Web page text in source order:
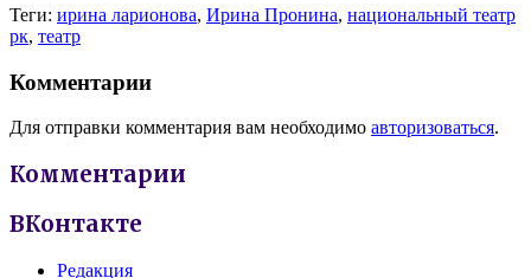
Теги: ирина ларионова, Ирина Пронина, национальный театр
рк, театр
Комментарии
Для отправки комментария вам необходимо авторизоваться.
Комментарии
ВКонтакте
Редакция